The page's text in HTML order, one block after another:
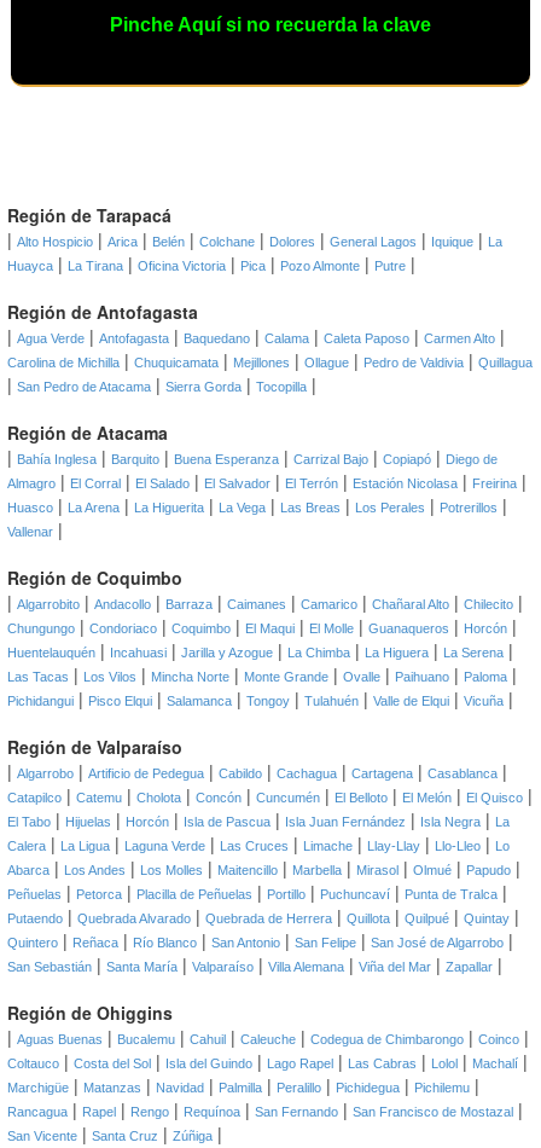
Pinche Aquí si no recuerda la clave
Región de Tarapacá
| Alto Hospicio | Arica | Belén | Colchane | Dolores | General Lagos | Iquique |
La
Huayca | La Tirana | Oficina Victoria | Pica | Pozo Almonte | Putre |
Región de Antofagasta
| Agua Verde | Antofagasta | Baquedano | Calama | Caleta Paposo | Carmen Alto |
Carolina de Michilla | Chuquicamata | Mejillones | Ollague | Pedro de Valdivia | Quillagua
| San Pedro de Atacama | Sierra Gorda | Tocopilla |
Región de Atacama
| Bahía Inglesa | Barquito | Buena Esperanza | Carrizal Bajo | Copiapó | Diego de
Almagro | El Corral | El Salado | El Salvador | El Terrón | Estación Nicolasa | Freirina |
Huasco | La Arena | La Higuerita | La Vega | Las Breas | Los Perales | Potrerillos |
Vallenar |
Región de Coquimbo
| Algarrobito | Andacollo | Barraza | Caimanes | Camarico | Chañaral Alto | Chilecito |
Chungungo | Condoriaco | Coquimbo | El Maqui | El Molle | Guanaqueros | Horcón |
Huentelauquén | Incahuasi | Jarilla y Azogue | La Chimba | La Higuera | La Serena |
Las Tacas | Los Vilos | Mincha Norte | Monte Grande | Ovalle | Paihuano | Paloma |
Pichidangui | Pisco Elqui | Salamanca | Tongoy | Tulahuén | Valle de Elqui | Vicuña |
Región de Valparaíso
| Algarrobo | Artificio de Pedegua | Cabildo | Cachagua | Cartagena | Casablanca |
Catapilco | Catemu | Cholota | Concón | Cuncumén | El Belloto | El Melón | El Quisco |
El Tabo | Hijuelas | Horcón | Isla de Pascua | Isla Juan Fernández | Isla Negra |
La
Calera | La Ligua | Laguna Verde | Las Cruces | Limache | Llay-Llay | Llo-Lleo |
Lo
Abarca | Los Andes | Los Molles | Maitencillo | Marbella | Mirasol | Olmué | Papudo |
Peñuelas | Petorca | Placilla de Peñuelas | Portillo | Puchuncaví | Punta de Tralca |
Putaendo | Quebrada Alvarado | Quebrada de Herrera | Quillota | Quilpué | Quintay |
Quintero | Reñaca | Río Blanco | San Antonio | San Felipe | San José de Algarrobo |
San Sebastián | Santa María | Valparaíso | Villa Alemana | Viña del Mar | Zapallar |
Región de Ohiggins
| Aguas Buenas | Bucalemu | Cahuil | Caleuche | Codegua de Chimbarongo | Coinco |
Coltauco | Costa del Sol | Isla del Guindo | Lago Rapel | Las Cabras | Lolol | Machalí |
Marchigüe | Matanzas | Navidad | Palmilla | Peralillo | Pichidegua | Pichilemu |
Rancagua | Rapel | Rengo | Requínoa | San Fernando | San Francisco de Mostazal |
San Vicente | Santa Cruz | Zúñiga |